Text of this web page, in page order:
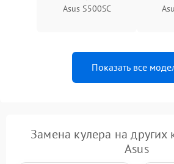
Asus S500SC
Показать все
Замена кулера на других
Asus